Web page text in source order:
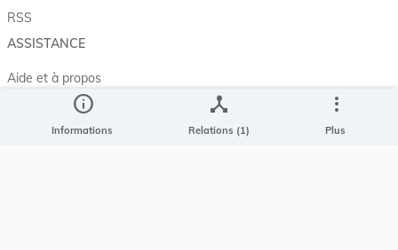
info
Informations
device_hub
Relations (1)
more_vert
Plus
RSS
ASSISTANCE
Aide et à propos
Projet Casemates